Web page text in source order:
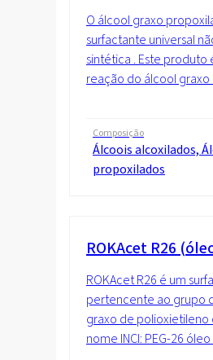
O álcool graxo
surfactante universal
sintética . Este
reação do álcool graxo
Composição
Álcoois alcoxilados,
propoxilados
ROKAcet R26
ROKAcet R26 é um
pertencente ao grupo
graxo de
nome INCI: PEG-26